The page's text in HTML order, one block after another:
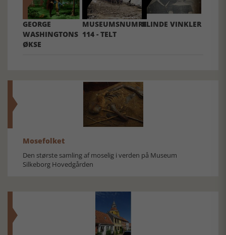
GEORGE
WASHINGTONS
ØKSE
MUSEUMSNUMRE
114 - TELT
BLINDE VINKLER
Mosefolket
Den største samling af moselig i verden på Museum
Silkeborg Hovedgården